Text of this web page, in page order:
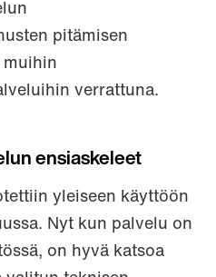
pitämisen
muihin
verrattuna.
ensiaskeleet
yleiseen käyttöön
Nyt kun palvelu on
on hyvä katsoa